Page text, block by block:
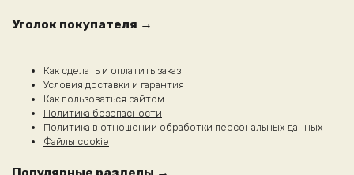
товара.
Уголок покупателя →
Как сделать и оплатить заказ
Условия доставки и гарантия
Как пользоваться сайтом
Политика безопасности
Политика в отношении обработки персональных данных
Файлы cookie